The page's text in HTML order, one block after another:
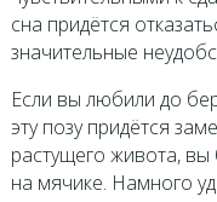
сна придётся
значительные
Если вы любили до
эту позу придётся
растущего живота,
на мячике. Намного